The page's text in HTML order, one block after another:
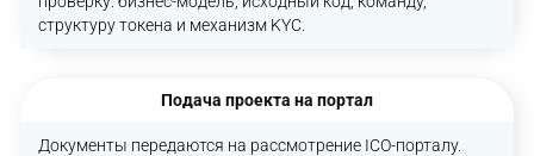
структуру токена и механизм KYC.
Подача проекта на портал
Документы передаются на рассмотрение ICO-порталу.